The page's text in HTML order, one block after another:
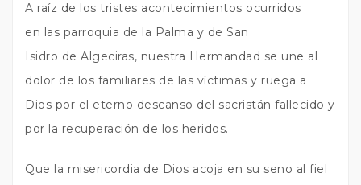
A raíz de los tristes acontecimientos ocurridos
en las parroquia de la Palma y de San
Isidro de Algeciras, nuestra Hermandad se une al
dolor de los familiares de las víctimas y ruega a
Dios por el eterno descanso del sacristán fallecido y
por la recuperación de los heridos.
Que la misericordia de Dios acoja en su seno al fiel